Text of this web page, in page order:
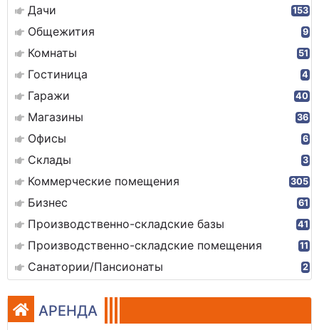
Дачи 153
Общежития 9
Комнаты 51
Гостиница 4
Гаражи 40
Магазины 36
Офисы 6
Склады 3
Коммерческие помещения 305
Бизнес 61
Производственно-складские базы 41
Производственно-складские помещения 11
Санатории/Пансионаты 2
АРЕНДА